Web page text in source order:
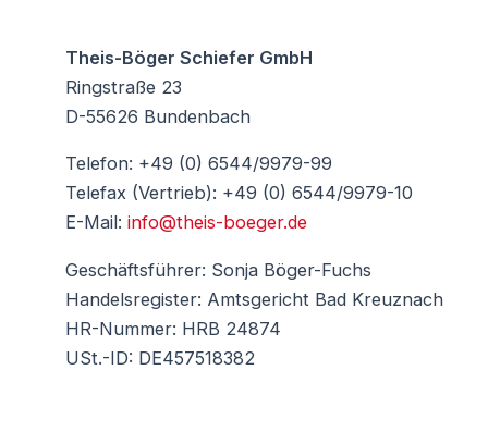
Theis-Böger Schiefer GmbH
Ringstraße 23
D-55626 Bundenbach
Telefon: +49 (0) 6544/9979-99
Telefax (Vertrieb): +49 (0) 6544/9979-10
E-Mail: info@theis-boeger.de
Geschäftsführer: Sonja Böger-Fuchs
Handelsregister: Amtsgericht Bad Kreuznach
HR-Nummer: HRB 24874
USt.-ID: DE457518382